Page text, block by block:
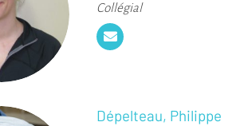
Collégial
Dépelteau, Philippe